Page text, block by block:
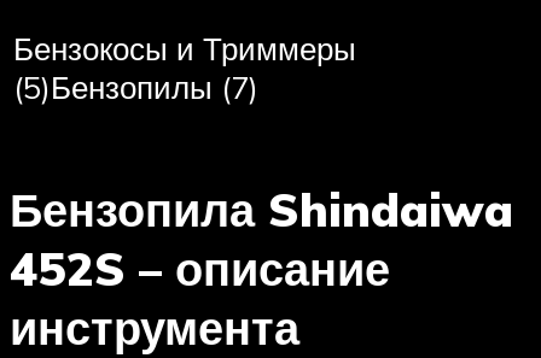
Бензокосы и Триммеры
(5)Бензопилы (7)
Бензопила Shindaiwa
452S – описание
инструмента